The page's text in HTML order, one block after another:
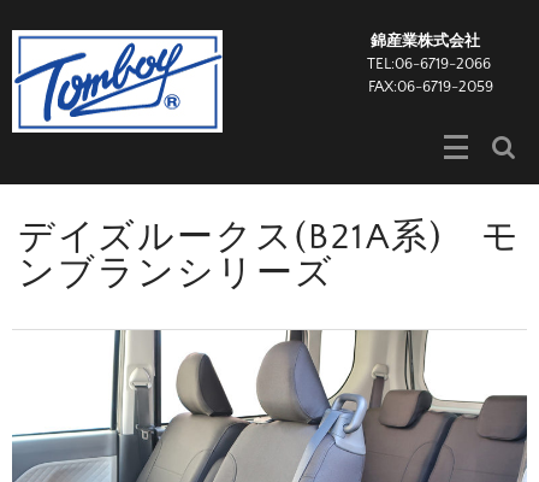
錦産業株式会社
TEL:06-6719-2066
FAX:06-6719-2059
デイズルークス(B21A系) モ
ンブランシリーズ